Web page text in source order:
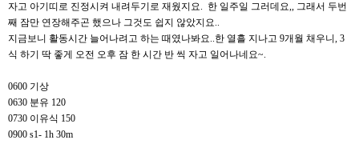
자고 아기띠로 진정시켜 내려두기로 재웠지요. 한 일주일 그러데요,, 그래서 두번
째 잠만 연장해주곤 했으나 그것도 쉽지 않았지요..
지금보니 활동시간 늘어나려고 하는 때였나봐요..한 열흘 지나고 9개월 채우니, 3
식 하기 딱 좋게 오전 오후 잠 한 시간 반 씩 자고 일어나네요~.
0600 기상
0630 분유 120
0730 이유식 150
0900 s1- 1h 30m